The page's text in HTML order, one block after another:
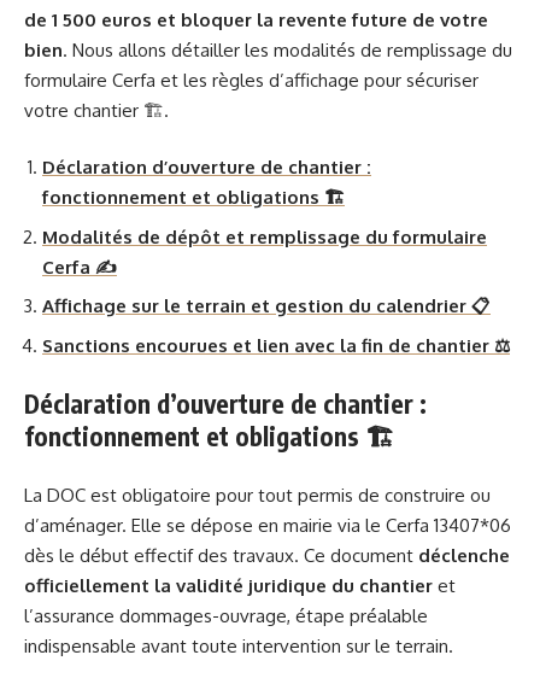
de 1 500 euros et bloquer la revente future de votre
bien. Nous allons détailler les modalités de remplissage du
formulaire Cerfa et les règles d’affichage pour sécuriser
votre chantier 🏗️.
Déclaration d’ouverture de chantier :
fonctionnement et obligations 🏗️
Modalités de dépôt et remplissage du formulaire
Cerfa ✍️
Affichage sur le terrain et gestion du calendrier 📋
Sanctions encourues et lien avec la fin de chantier ⚖️
Déclaration d’ouverture de chantier :
fonctionnement et obligations 🏗️
La DOC est obligatoire pour tout permis de construire ou
d’aménager. Elle se dépose en mairie via le Cerfa 13407*06
dès le début effectif des travaux. Ce document déclenche
officiellement la validité juridique du chantier et
l’assurance dommages-ouvrage, étape préalable
indispensable avant toute intervention sur le terrain.